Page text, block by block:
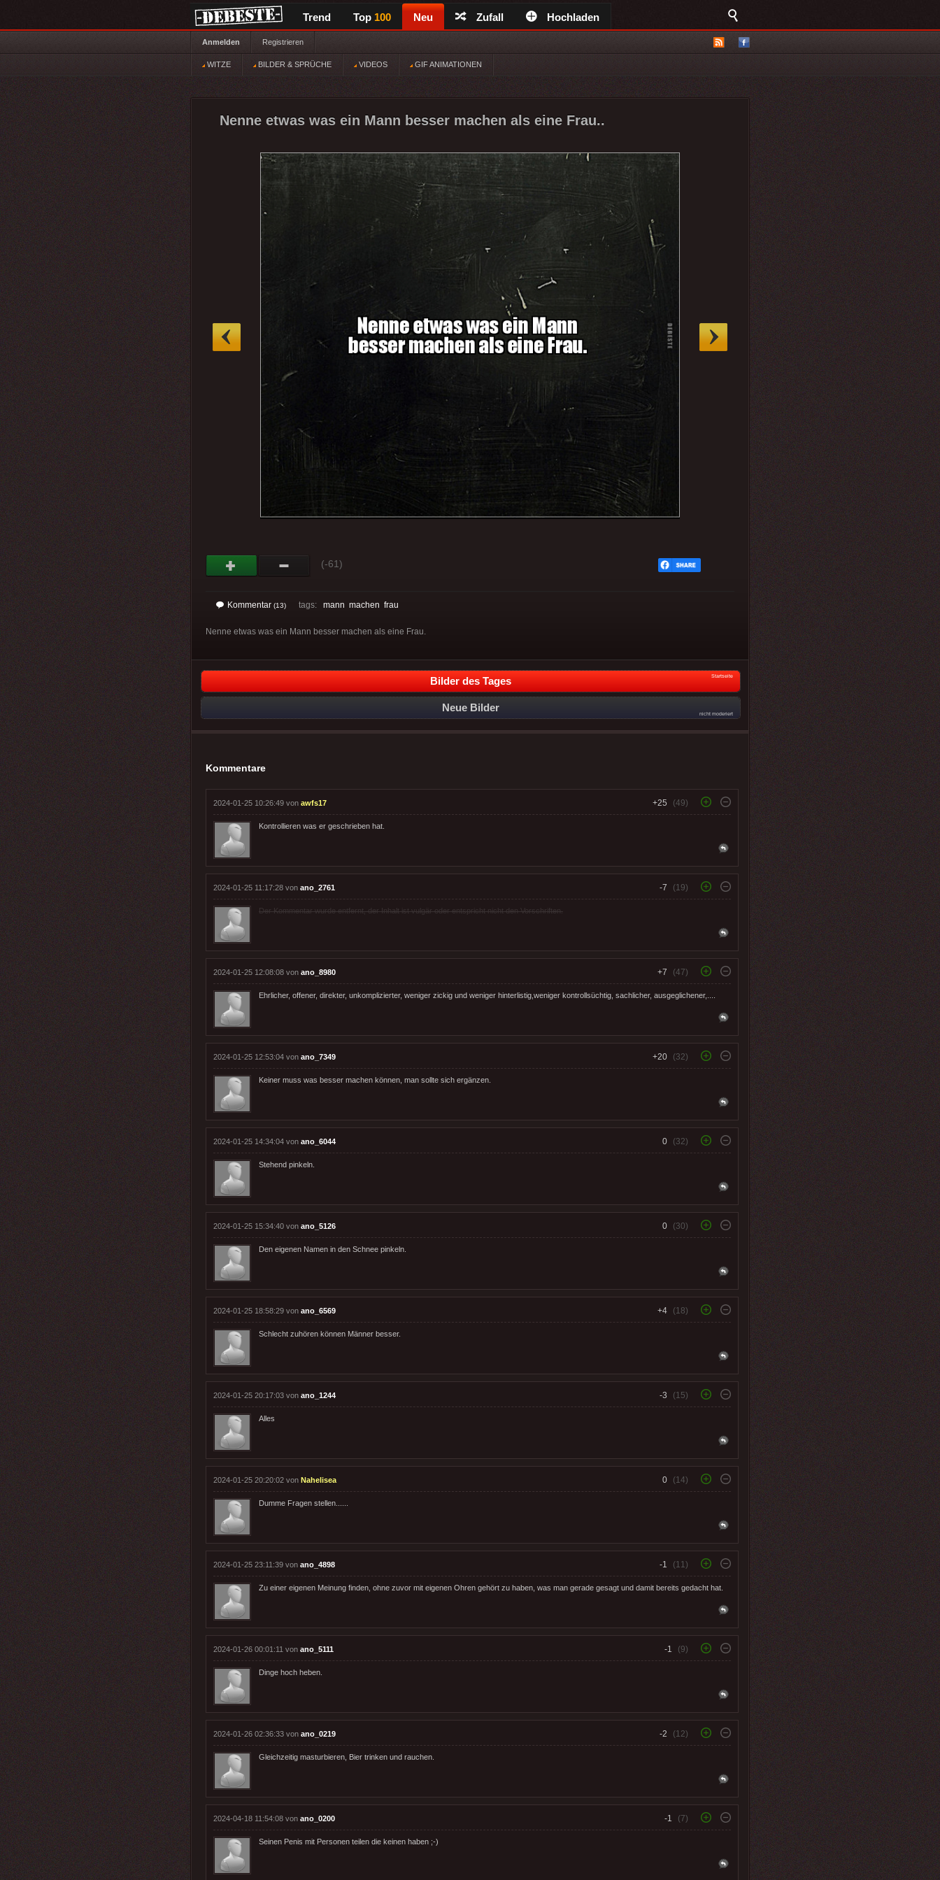
Trend Top 100 Neu Zufall Hochladen
Anmelden Registrieren
WITZE BILDER & SPRÜCHE VIDEOS GIF ANIMATIONEN
Nenne etwas was ein Mann besser machen als eine Frau..
(-61)
Kommentar (13) tags: mann machen frau
Nenne etwas was ein Mann besser machen als eine Frau.
Bilder des Tages Startseite
Neue Bilder
nicht moderiert
Kommentare
2024-01-25 10:26:49 von awfs17 +25 (49)
Kontrollieren was er geschrieben hat.
2024-01-25 11:17:28 von ano_2761 -7 (19)
Der Kommentar wurde entfernt, der Inhalt ist vulgär oder entspricht nicht den Vorschriften.
2024-01-25 12:08:08 von ano_8980 +7 (47)
Ehrlicher, offener, direkter, unkomplizierter, weniger zickig und weniger hinterlistig,weniger kontrollsüchtig, sachlicher, ausgeglichener,....
2024-01-25 12:53:04 von ano_7349 +20 (32)
Keiner muss was besser machen können, man sollte sich ergänzen.
2024-01-25 14:34:04 von ano_6044 0 (32)
Stehend pinkeln.
2024-01-25 15:34:40 von ano_5126 0 (30)
Den eigenen Namen in den Schnee pinkeln.
2024-01-25 18:58:29 von ano_6569 +4 (18)
Schlecht zuhören können Männer besser.
2024-01-25 20:17:03 von ano_1244 -3 (15)
Alles
2024-01-25 20:20:02 von Nahelisea 0 (14)
Dumme Fragen stellen......
2024-01-25 23:11:39 von ano_4898 -1 (11)
Zu einer eigenen Meinung finden, ohne zuvor mit eigenen Ohren gehört zu haben, was man gerade gesagt und damit bereits gedacht hat.
2024-01-26 00:01:11 von ano_5111 -1 (9)
Dinge hoch heben.
2024-01-26 02:36:33 von ano_0219 -2 (12)
Gleichzeitig masturbieren, Bier trinken und rauchen.
2024-04-18 11:54:08 von ano_0200 -1 (7)
Seinen Penis mit Personen teilen die keinen haben ;-)